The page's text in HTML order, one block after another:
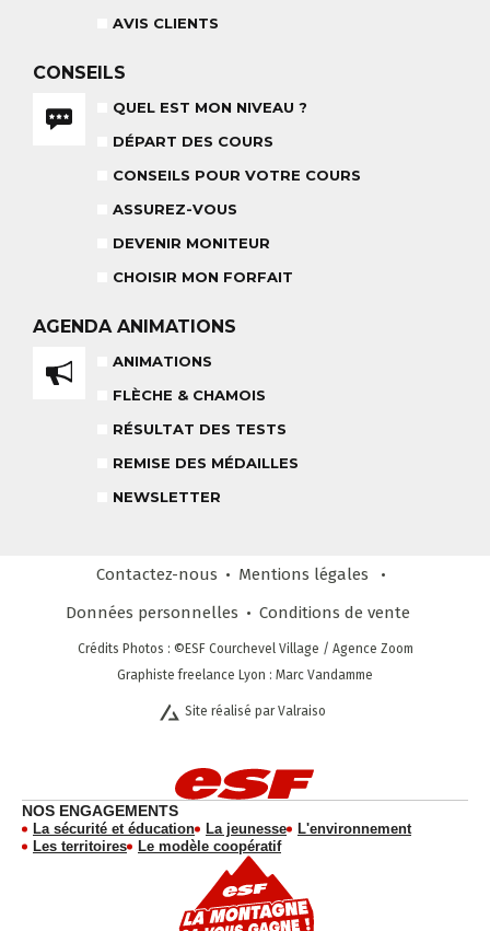
NOS MONITEURS
L'ÉQUIPE
LIENS UTILES
& PARTENAIRES
AVIS CLIENTS
ASSUREZ-VOUS
CARRÉ NEIGE
CHOISIR MON FORFAIT
REMISE DES MÉDAILLES
LE VENDREDI
CLUB LOISIRS
TEAM RIDER
COURS PRIVÉ APRÈS-MIDI
À PARTIR DE 260€
AVIS CLIENTS
CONSEILS
QUEL EST MON NIVEAU ?
DÉPART DES COURS
CONSEILS POUR VOTRE COURS
ASSUREZ-VOUS
DEVENIR MONITEUR
CHOISIR MON FORFAIT
AGENDA ANIMATIONS
ANIMATIONS
FLÈCHE & CHAMOIS
RÉSULTAT DES TESTS
REMISE DES MÉDAILLES
NEWSLETTER
Contactez-nous
Mentions légales
Données personnelles
Conditions de vente
Crédits Photos : ©ESF Courchevel Village / Agence Zoom
Graphiste freelance Lyon : Marc Vandamme
Site réalisé par Valraiso
NOS ENGAGEMENTS
La sécurité et éducation La jeunesse
L'environnement
Les territoires
Le modèle coopératif